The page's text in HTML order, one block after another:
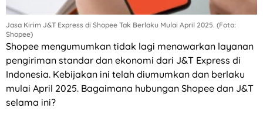
Jasa Kirim J&T Express di Shopee Tak Berlaku Mulai April 2025. (Foto:
Shopee)
Shopee mengumumkan tidak lagi menawarkan layanan
pengiriman standar dan ekonomi dari J&T Express di
Indonesia. Kebijakan ini telah diumumkan dan berlaku
mulai April 2025. Bagaimana hubungan Shopee dan J&T
selama ini?